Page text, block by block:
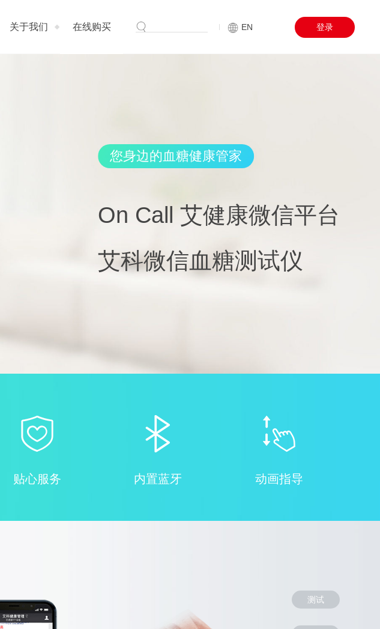
关于我们 在线购买 登录
EN
您身边的血糖健康管家
On Call 艾健康微信平台
艾科微信血糖测试仪
贴心服务 内置蓝牙 动画指导
测试